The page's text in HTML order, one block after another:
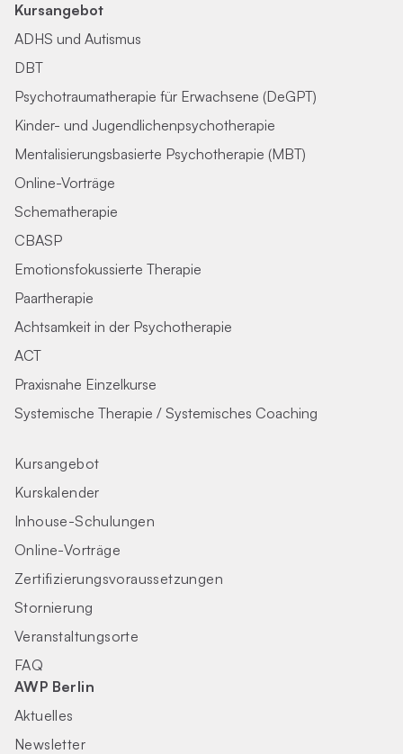
Kursangebot
ADHS und Autismus
DBT
Psychotraumatherapie für Erwachsene (DeGPT)
Kinder- und Jugendlichenpsychotherapie
Mentalisierungsbasierte Psychotherapie (MBT)
Online-Vorträge
Schematherapie
CBASP
Emotionsfokussierte Therapie
Paartherapie
Achtsamkeit in der Psychotherapie
ACT
Praxisnahe Einzelkurse
Systemische Therapie / Systemisches Coaching
Kursangebot
Kurskalender
Inhouse-Schulungen
Online-Vorträge
Zertifizierungs­voraus­setzungen
Stornierung
Veranstaltungsorte
FAQ
AWP Berlin
Aktuelles
Newsletter